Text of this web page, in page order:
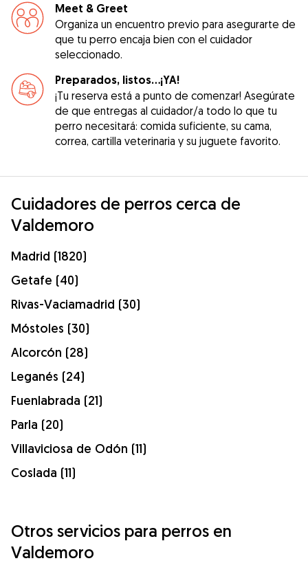
Meet & Greet
Organiza un encuentro previo para asegurarte de
que tu perro encaja bien con el cuidador
seleccionado.
Preparados, listos...¡YA!
¡Tu reserva está a punto de comenzar! Asegúrate
de que entregas al cuidador/a todo lo que tu
perro necesitará: comida suficiente, su cama,
correa, cartilla veterinaria y su juguete favorito.
Cuidadores de perros cerca de
Valdemoro
Madrid (1820)
Getafe (40)
Rivas-Vaciamadrid (30)
Móstoles (30)
Alcorcón (28)
Leganés (24)
Fuenlabrada (21)
Parla (20)
Villaviciosa de Odón (11)
Coslada (11)
Otros servicios para perros en
Valdemoro